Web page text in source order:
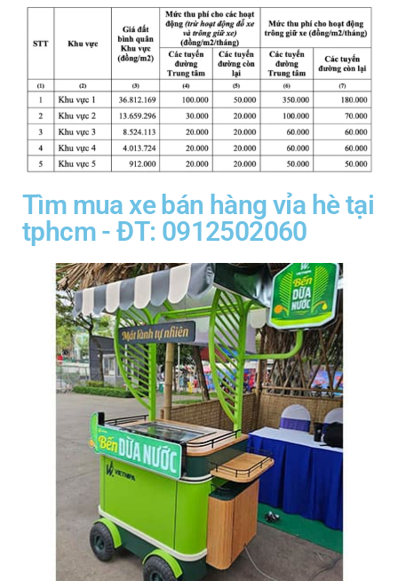
Tìm mua xe bán hàng vỉa hè tại
tphcm - ĐT: 0912502060